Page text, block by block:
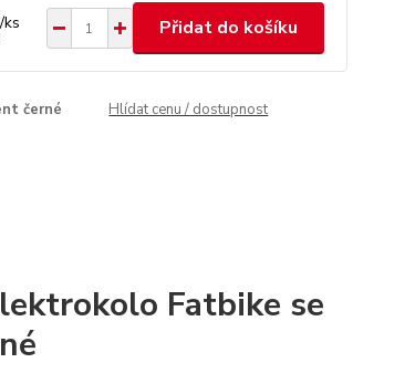
/ks Přidat do košíku
černé Hlídat cenu / dostupnost
Fatbike se